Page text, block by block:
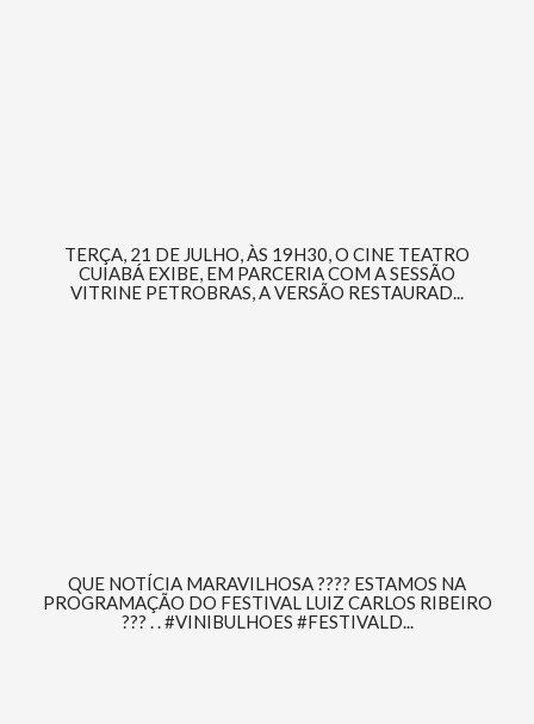
TERÇA, 21 DE JULHO, ÀS 19H30, O CINE TEATRO
CUIABÁ EXIBE, EM PARCERIA COM A SESSÃO
VITRINE PETROBRAS, A VERSÃO RESTAURAD...
QUE NOTÍCIA MARAVILHOSA ???? ESTAMOS NA
PROGRAMAÇÃO DO FESTIVAL LUIZ CARLOS RIBEIRO
??? . . #VINIBULHOES #FESTIVALD...